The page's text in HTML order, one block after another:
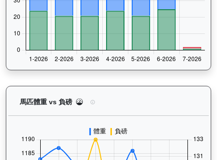
馬匹體重 vs 負磅 活力拍檔（K554）— 馬匹體重與負磅